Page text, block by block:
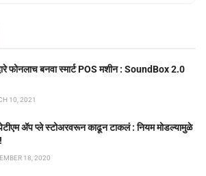
फोनलाच बनवा स्मार्ट POS मशीन : SoundBox 2.0
10, 2021
ॲप प्ले स्टोअरवरून काढून टाकलं : नियम मोडल्यामुळे
18, 2020